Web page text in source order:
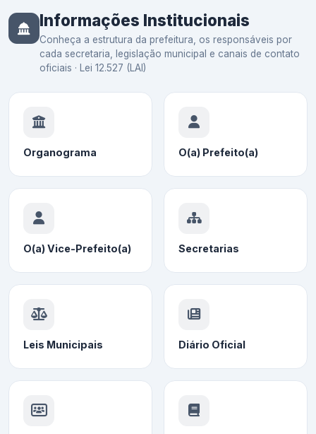
Informações Institucionais
Conheça a estrutura da prefeitura, os responsáveis por
cada secretaria, legislação municipal e canais de contato
oficiais · Lei 12.527 (LAI)
Organograma O(a) Prefeito(a)
O(a) Vice-Prefeito(a) Secretarias
Leis Municipais Diário Oficial